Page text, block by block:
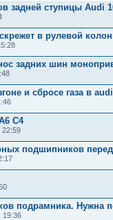
задней ступицы Audi
в рулевой
задних шин
и сбросе газа в
С4
22:59
подшипников
подрамника. Нужна
19:36